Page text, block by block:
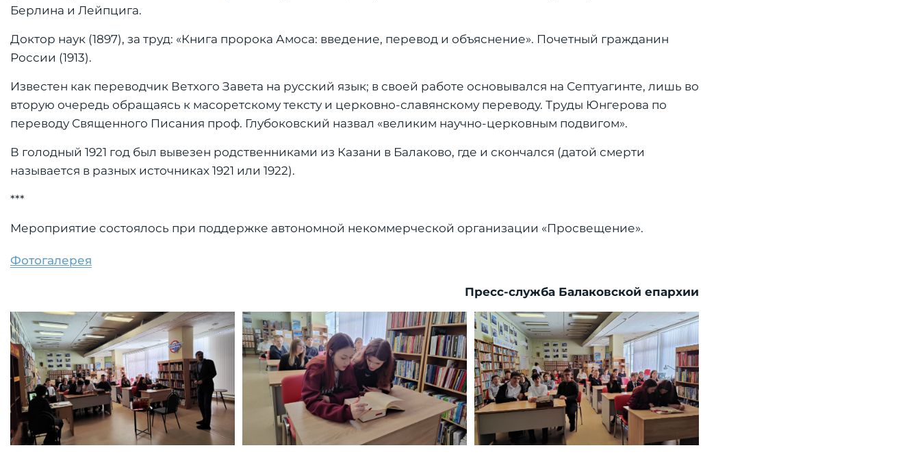
Берлина и Лейпцига.
Доктор наук (1897), за труд: «Книга пророка Амоса: введение, перевод и объяснение». Почетный гражданин
России (1913).
Известен как переводчик Ветхого Завета на русский язык; в своей работе основывался на Септуагинте, лишь во
вторую очередь обращаясь к масоретскому тексту и церковно-славянскому переводу. Труды Юнгерова по
переводу Священного Писания проф. Глубоковский назвал «великим научно-церковным подвигом».
В голодный 1921 год был вывезен родственниками из Казани в Балаково, где и скончался (датой смерти
называется в разных источниках 1921 или 1922).
***
Мероприятие состоялось при поддержке автономной некоммерческой организации «Просвещение».
Фотогалерея
Пресс-служба Балаковской епархии